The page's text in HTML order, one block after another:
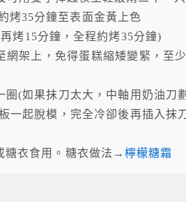
烤35分鐘至表面金黃上色
烤15分鐘，全程約烤35分鐘)
架上，免得蛋糕縮矮變緊，至
(如果抹刀太大，中軸用奶油刀
一起脫模，完全冷卻後再插入抹
糖衣食用。糖衣做法→檸檬糖霜